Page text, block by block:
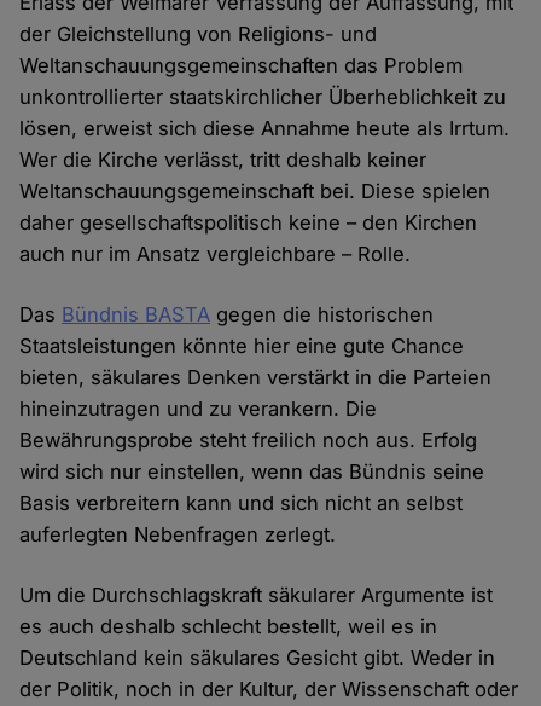
der Gleichstellung von Religions- und
Weltanschauungsgemeinschaften das Problem
unkontrollierter staatskirchlicher Überheblichkeit zu
lösen, erweist sich diese Annahme heute als Irrtum.
Wer die Kirche verlässt, tritt deshalb keiner
Weltanschauungsgemeinschaft bei. Diese spielen
daher gesellschaftspolitisch keine – den Kirchen
auch nur im Ansatz vergleichbare – Rolle.
Das Bündnis BASTA gegen die historischen
Staatsleistungen könnte hier eine gute Chance
bieten, säkulares Denken verstärkt in die Parteien
hineinzutragen und zu verankern. Die
Bewährungsprobe steht freilich noch aus. Erfolg
wird sich nur einstellen, wenn das Bündnis seine
Basis verbreitern kann und sich nicht an selbst
auferlegten Nebenfragen zerlegt.
Um die Durchschlagskraft säkularer Argumente ist
es auch deshalb schlecht bestellt, weil es in
Deutschland kein säkulares Gesicht gibt. Weder in
der Politik, noch in der Kultur, der Wissenschaft oder